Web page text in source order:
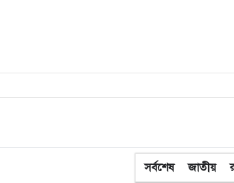
সর্বশেষ জাতীয়